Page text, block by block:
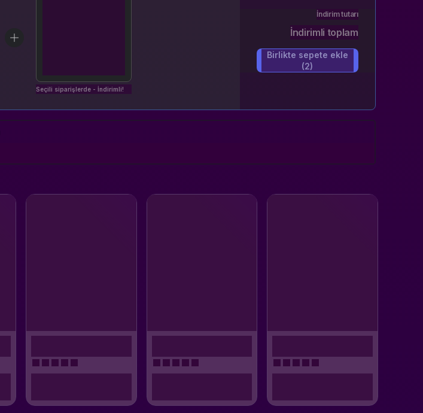
Seçili siparişlerde - İndirimli!
İndirim tutarı
İndirimli toplam
Birlikte sepete ekle
(2)